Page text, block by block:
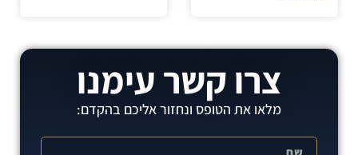
צרו קשר עימנו
מלאו את הטופס ונחזור אליכם בהקדם: